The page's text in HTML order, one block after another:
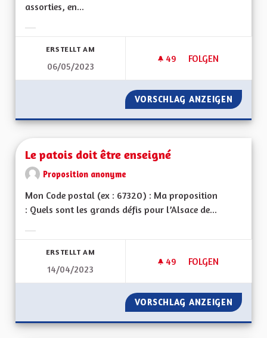
assorties, en...
ERSTELLT AM
06/05/2023
49 49 FOLLOWER
FOLGEN
COMPÉTENCES
VORSCHLAG ANZEIGEN
Le patois doit être enseigné
Proposition anonyme
Mon Code postal (ex : 67320) : Ma proposition
: Quels sont les grands défis pour l’Alsace de...
ERSTELLT AM
14/04/2023
49 49 FOLLOWER
FOLGEN
LE PATOIS DOIT
VORSCHLAG ANZEIGEN LE